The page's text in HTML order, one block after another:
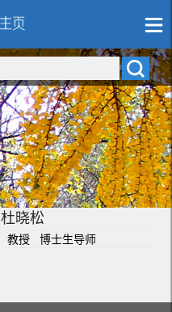
杜晓松
教授 博士生导师